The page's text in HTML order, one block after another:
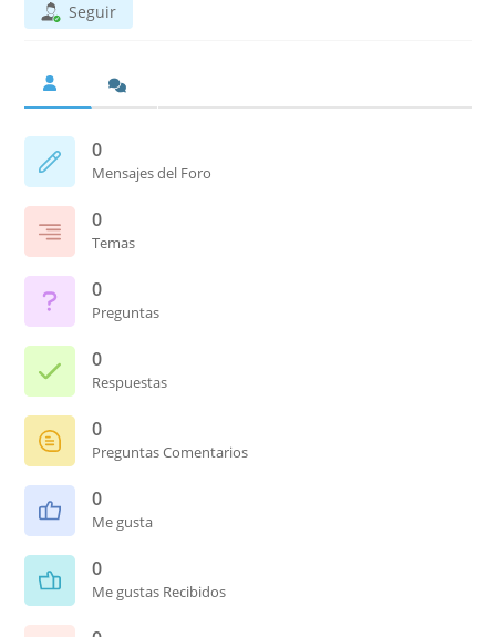
Seguir
0
Mensajes del Foro
0
Temas
0
Preguntas
0
Respuestas
0
Preguntas Comentarios
0
Me gusta
0
Me gustas Recibidos